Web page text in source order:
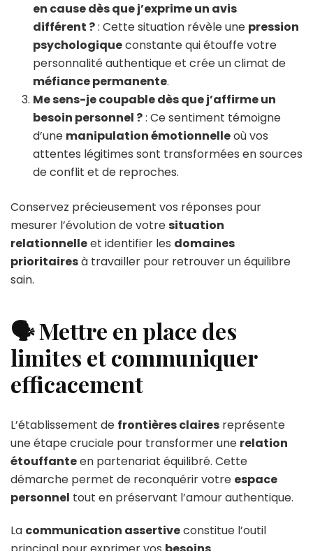
en cause dès que j’exprime un avis
différent ?: Cette situation révèle une pression
psychologiqueconstante qui étouffe votre
personnalité authentique et crée un climat de
méfiance permanente.
Me sens-je coupable dès que j’affirme un
besoin personnel ?: Ce sentiment témoigne
d’une manipulation émotionnelleoù vos
attentes légitimes sont transformées en sources
de conflit et de reproches.
Conservez précieusement vos réponses pour
mesurer l’évolution de votresituation
relationnelleet identifier les domaines
prioritairesà travailler pour retrouver un équilibre
sain.
🗣️ Mettre en place des
limites et communiquer
efficacement
L’établissement de frontières claires représente
une étape cruciale pour transformer une relation
étouffanteen partenariat équilibré. Cette
démarche permet de reconquérir votre espace
personnel tout en préservant l’amour authentique.
La communication assertiveconstitue l’outil